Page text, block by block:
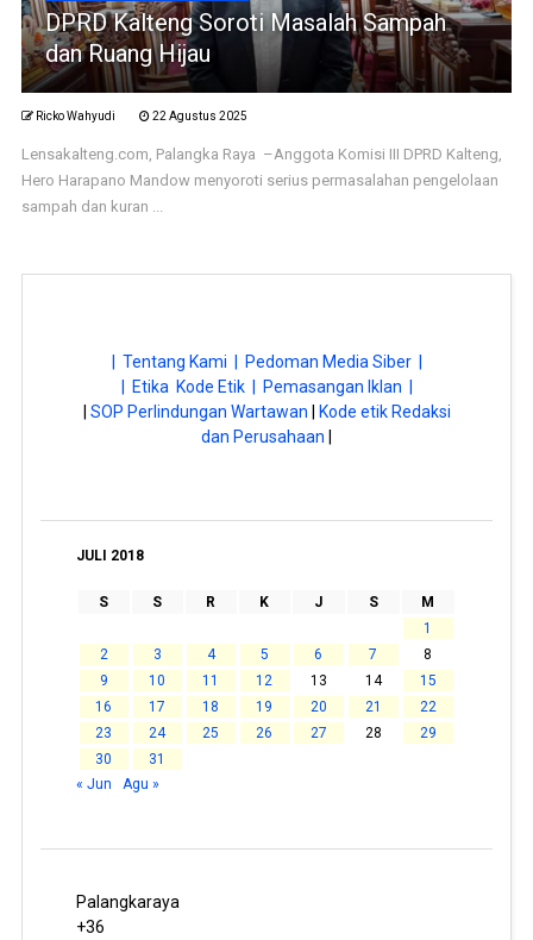
DPRD Kalteng Soroti Masalah Sampah
dan Ruang Hijau
Ricko Wahyudi 22 Agustus 2025
Lensakalteng.com, Palangka Raya –Anggota Komisi III DPRD Kalteng,
Hero Harapano Mandow menyoroti serius permasalahan pengelolaan
sampah dan kuran ...
| Tentang Kami |
Pedoman Media Siber |
| Etika Kode Etik |
Pemasangan Iklan |
SOP Perlindungan Wartawan
Kode etik Redaksi
dan Perusahaan
JULI 2018
S S R K J S
M
1
2
3 4 5 6 7
8
9
10 11 12 13 14
15
16
17 18 19 20 21
22
23
24 25 26 27 28
29
30
31
« Jun
Agu »
Palangkaraya
+36